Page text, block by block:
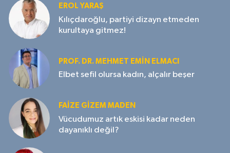
EROL YARAŞ
Kılıçdaroğlu, partiyi dizayn etmeden
kurultaya gitmez!
PROF. DR. MEHMET EMIN ELMACI
Elbet sefil olursa kadın, alçalır beşer
FAIZE GIZEM MADEN
Vücudumuz artık eskisi kadar neden
dayanıklı değil?